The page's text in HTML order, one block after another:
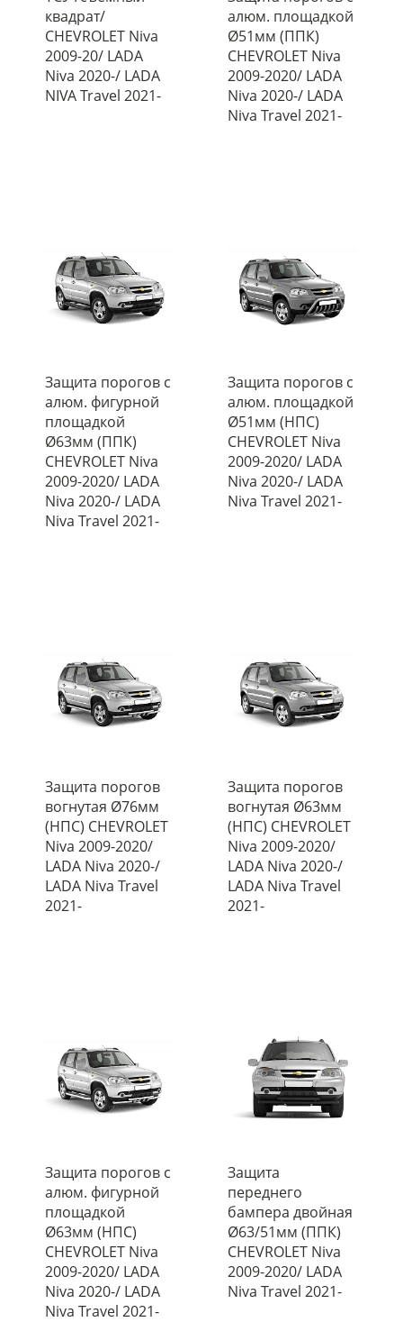
квадрат/
CHEVROLET Niva
2009-20/ LADA
Niva 2020-/ LADA
NIVA Travel 2021-
алюм. площадкой
Ø51мм (ППК)
CHEVROLET Niva
2009-2020/ LADA
Niva 2020-/ LADA
Niva Travel 2021-
Защита порогов с
алюм. фигурной
площадкой
Ø63мм (ППК)
CHEVROLET Niva
2009-2020/ LADA
Niva 2020-/ LADA
Niva Travel 2021-
Защита порогов с
алюм. площадкой
Ø51мм (НПС)
CHEVROLET Niva
2009-2020/ LADA
Niva 2020-/ LADA
Niva Travel 2021-
Защита порогов
вогнутая Ø76мм
(НПС) CHEVROLET
Niva 2009-2020/
LADA Niva 2020-/
LADA Niva Travel
2021-
Защита порогов
вогнутая Ø63мм
(НПС) CHEVROLET
Niva 2009-2020/
LADA Niva 2020-/
LADA Niva Travel
2021-
Защита порогов с
алюм. фигурной
площадкой
Ø63мм (НПС)
CHEVROLET Niva
2009-2020/ LADA
Niva 2020-/ LADA
Niva Travel 2021-
Защита
переднего
бампера двойная
Ø63/51мм (ППК)
CHEVROLET Niva
2009-2020/ LADA
Niva Travel 2021-